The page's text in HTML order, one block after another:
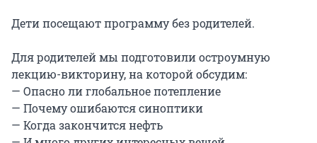
Дети посещают программу без родителей.
Для родителей мы подготовили остроумную
лекцию-викторину, на которой обсудим:
— Опасно ли глобальное потепление
— Почему ошибаются синоптики
— Когда закончится нефть